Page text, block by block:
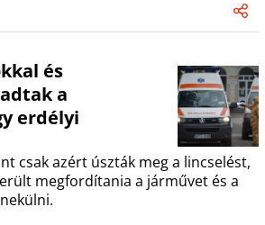
és
a
erdélyi
csak azért úszták meg a lincselést,
megfordítania a járművet és a